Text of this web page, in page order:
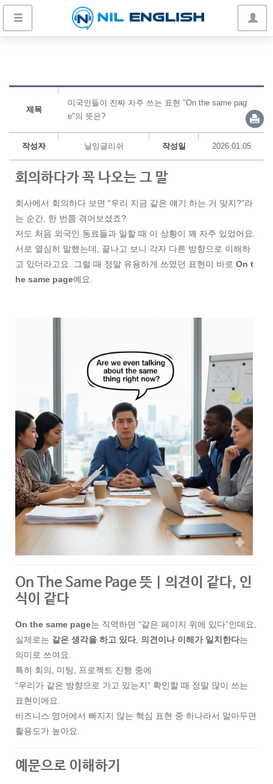
제목
미국인들이 진짜 자주 쓰는 표현 "On the same pag
e"의 뜻은?
작성자 닐잉글리쉬 작성일 2026.01.05
회의하다가 꼭 나오는 그 말
회사에서 회의하다 보면 “우리 지금 같은 얘기 하는 거 맞지?”라
는 순간, 한 번쯤 겪어보셨죠?
저도 처음 외국인 동료들과 일할 때 이 상황이 꽤 자주 있었어요.
서로 열심히 말했는데, 끝나고 보니 각자 다른 방향으로 이해하
고 있더라고요. 그럴 때 정말 유용하게 쓰였던 표현이 바로 On t
he same page예요.
On The Same Page 뜻｜의견이 같다, 인
식이 같다
On the same page는 직역하면 “같은 페이지 위에 있다”인데요,
실제로는 같은 생각을 하고 있다, 의견이나 이해가 일치한다는
의미로 쓰여요.
특히 회의, 미팅, 프로젝트 진행 중에
“우리가 같은 방향으로 가고 있는지” 확인할 때 정말 많이 쓰는
표현이에요.
비즈니스 영어에서 빠지지 않는 핵심 표현 중 하나라서 알아두면
활용도가 높아요.
예문으로 이해하기